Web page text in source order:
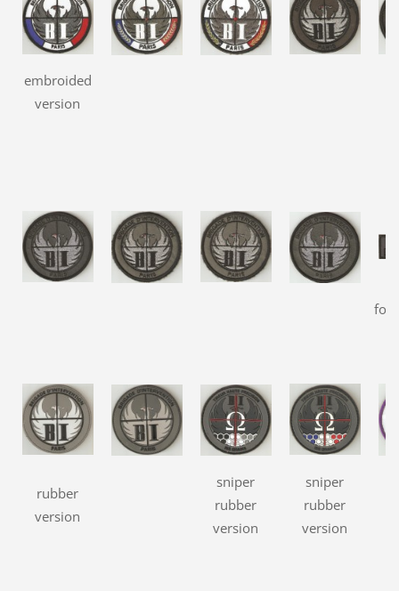
embroided
version
for
rubber
version
sniper
rubber
version
sniper
rubber
version